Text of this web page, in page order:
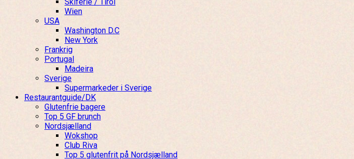
Wien
USA
Washington D.C
New York
Frankrig
Portugal
Madeira
Sverige
Supermarkeder i Sverige
Restaurantguide/DK
Glutenfrie bagere
Top 5 GF brunch
Nordsjælland
Wokshop
Club Riva
Top 5 glutenfrit på Nordsjælland